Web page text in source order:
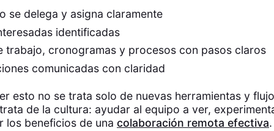
se delega y asigna claramente
identificadas
trabajo, cronogramas y procesos con pasos claros
comunicadas con claridad
esto no se trata solo de nuevas herramientas y
de la cultura: ayudar al equipo a ver,
los beneficios de una colaboración remota efectiva